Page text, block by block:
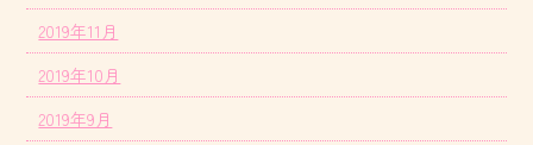
2019年11月
2019年10月
2019年9月